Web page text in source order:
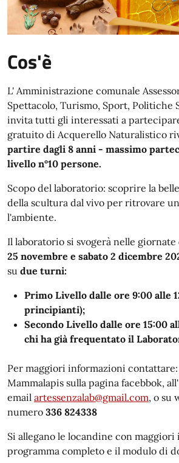
Cos'è
L' Amministrazione comunale
Spettacolo, Turismo, Sport, Politiche
invita tutti gli interessati a
gratuito di Acquerello Naturalistico
partire dagli 8 anni - massimo
livello n°10 persone.
Scopo del laboratorio: scoprire la
della scultura dal vivo per ritrovare
l'ambiente.
Il laboratorio si svogerà nelle giornate
25 novembre e sabato 2 dicembre
su due turni:
Primo Livello dalle ore 9:00 alle
principianti);
Secondo Livello dalle ore 15:00
chi ha già frequentato il
Per maggiori informazioni contattare:
Mammalapis sulla pagina facebbok, all'
email artessenzalab@gmail.com, o su
numero 336 824338
Si allegano le locandine con
programma completo e il modulo di